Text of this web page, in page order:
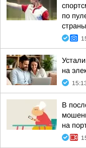
по
на
В
на